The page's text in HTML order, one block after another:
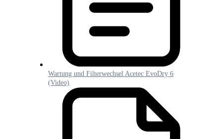
Wartung und Filterwechsel Acetec EvoDry 6
(Video)